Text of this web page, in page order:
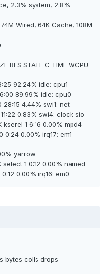
2.3% system, 2.8%
Wired, 64K Cache, 108M
RES STATE C TIME WCPU
92.24% idle: cpu1
89.99% idle: cpu0
28:15 4.44% swi1: net
0.83% swi4: clock sio
kserel 1 6:16 0.00% mpd4
0:24 0.00% irq17: em1
yarrow
select 1 0:12 0.00% named
0.00% irq16: em0
bytes colls drops